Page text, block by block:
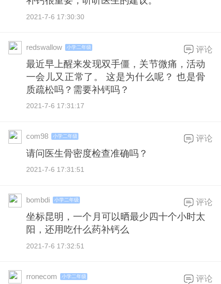
2021-7-6 17:30:30
redswallow 小学二年级
最近早上醒来发现双手僵，关节微痛，活动
一会儿又正常了。 这是为什么呢？ 也是骨
质疏松吗？需要补钙吗？
2021-7-6 17:31:17
评论
com98 小学二年级
请问医生骨密度检查准确吗？
2021-7-6 17:31:51
评论
bombdi 小学二年级
坐标昆明，一个月可以晒最少四十个小时太
阳，还用吃什么药补钙么
2021-7-6 17:32:51
评论
rronecom 小学二年级 评论